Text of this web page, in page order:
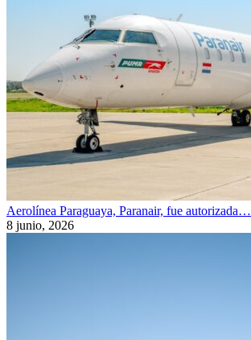
Aerolínea Paraguaya, Paranair, fue autorizada…
8 junio, 2026